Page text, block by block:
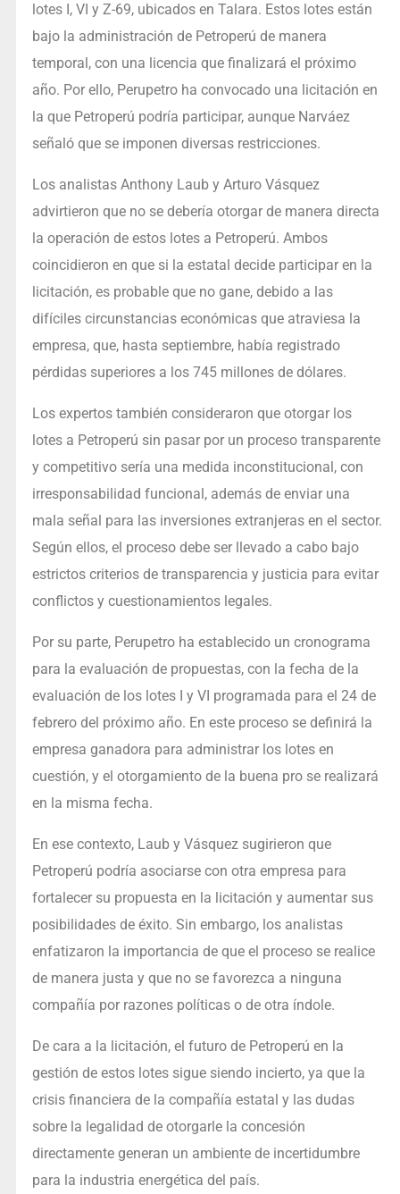
lotes I, VI y Z-69, ubicados en Talara. Estos lotes están
bajo la administración de Petroperú de manera
temporal, con una licencia que finalizará el próximo
año. Por ello, Perupetro ha convocado una licitación en
la que Petroperú podría participar, aunque Narváez
señaló que se imponen diversas restricciones.
Los analistas Anthony Laub y Arturo Vásquez
advirtieron que no se debería otorgar de manera directa
la operación de estos lotes a Petroperú. Ambos
coincidieron en que si la estatal decide participar en la
licitación, es probable que no gane, debido a las
difíciles circunstancias económicas que atraviesa la
empresa, que, hasta septiembre, había registrado
pérdidas superiores a los 745 millones de dólares.
Los expertos también consideraron que otorgar los
lotes a Petroperú sin pasar por un proceso transparente
y competitivo sería una medida inconstitucional, con
irresponsabilidad funcional, además de enviar una
mala señal para las inversiones extranjeras en el sector.
Según ellos, el proceso debe ser llevado a cabo bajo
estrictos criterios de transparencia y justicia para evitar
conflictos y cuestionamientos legales.
Por su parte, Perupetro ha establecido un cronograma
para la evaluación de propuestas, con la fecha de la
evaluación de los lotes I y VI programada para el 24 de
febrero del próximo año. En este proceso se definirá la
empresa ganadora para administrar los lotes en
cuestión, y el otorgamiento de la buena pro se realizará
en la misma fecha.
En ese contexto, Laub y Vásquez sugirieron que
Petroperú podría asociarse con otra empresa para
fortalecer su propuesta en la licitación y aumentar sus
posibilidades de éxito. Sin embargo, los analistas
enfatizaron la importancia de que el proceso se realice
de manera justa y que no se favorezca a ninguna
compañía por razones políticas o de otra índole.
De cara a la licitación, el futuro de Petroperú en la
gestión de estos lotes sigue siendo incierto, ya que la
crisis financiera de la compañía estatal y las dudas
sobre la legalidad de otorgarle la concesión
directamente generan un ambiente de incertidumbre
para la industria energética del país.